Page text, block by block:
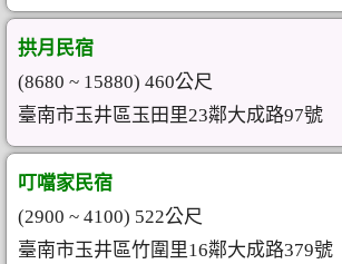
拱月民宿
(8680 ~ 15880) 460公尺
臺南市玉井區玉田里23鄰大成路97號
叮噹家民宿
(2900 ~ 4100) 522公尺
臺南市玉井區竹圍里16鄰大成路379號